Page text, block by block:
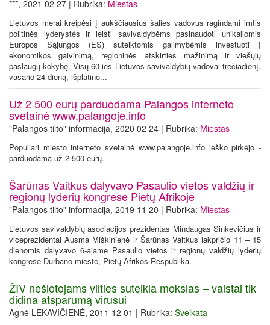
***, 2021 02 27 | Rubrika: Miestas
Lietuvos merai kreipėsi į aukščiausius šalies vadovus ragindami imtis
politinės lyderystės ir leisti savivaldybėms pasinaudoti unikaliomis
Europos Sąjungos (ES) suteiktomis galimybėmis investuoti į
ekonomikos gaivinimą, regioninės atskirties mažinimą ir viešųjų
paslaugų kokybę. Visų 60-ies Lietuvos savivaldybių vadovai trečiadienį,
vasario 24 dieną, išplatino...
Už 2 500 eurų parduodama Palangos interneto
svetainė www.palangoje.info
"Palangos tilto" informacija, 2020 02 24 | Rubrika: Miestas
Populiari miesto interneto svetainė www.palangoje.info ieško pirkėjo -
parduodama už 2 500 eurų.
Šarūnas Vaitkus dalyvavo Pasaulio vietos valdžių ir
regionų lyderių kongrese Pietų Afrikoje
"Palangos tilto" informacija, 2019 11 20 | Rubrika: Miestas
Lietuvos savivaldybių asociacijos prezidentas Mindaugas Sinkevičius ir
viceprezidentai Ausma Miškinienė ir Šarūnas Vaitkus lakpričio 11 – 15
dienomis dalyvavo 6-ajame Pasaulio vietos ir regionų valdžių lyderių
kongrese Durbano mieste, Pietų Afrikos Respublika.
ŽIV nešiotojams vilties suteikia mokslas – vaistai tik
didina atsparumą virusui
Agnė LEKAVIČIENĖ, 2011 12 01 | Rubrika: Sveikata